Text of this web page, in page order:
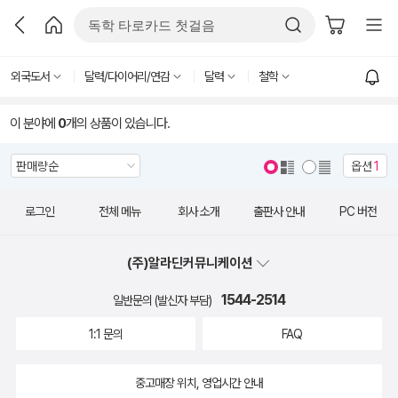
외국도서 달력/다이어리/연감 달력 철학
이 분야에 0개의 상품이 있습니다.
옵션1
로그인 전체 메뉴 회사 소개 출판사 안내 PC 버전
(주)알라딘커뮤니케이션
일반문의 (발신자 부담) 1544-2514
1:1 문의 FAQ
중고매장 위치, 영업시간 안내